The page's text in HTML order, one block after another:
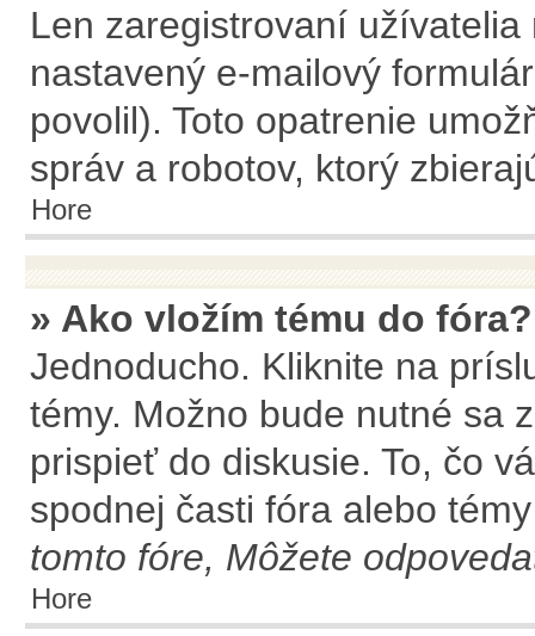
Len zaregistrovaní
nastavený e-mailový
povolil). Toto opatrenie
správ a robotov, ktorý
Hore
» Ako vložím tému do fóra?
Jednoducho. Kliknite na
témy. Možno bude nutné sa
prispieť do diskusie. To, čo
spodnej časti fóra alebo
tomto fóre, Môžete
Hore